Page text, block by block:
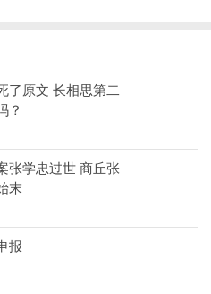
了原文 长相思第二
？
张学忠过世 商丘张
末
报